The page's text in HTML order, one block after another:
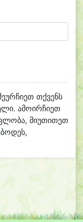
თქვენს
ამოირჩიეთ
მიუთითეთ